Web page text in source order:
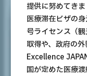
お知らせ
医療機関の方へ
運営会社
提供に努めてき
医療滞在ビザの
号ライセンス（
取得や、政府の
Excellence
国が定めた医療